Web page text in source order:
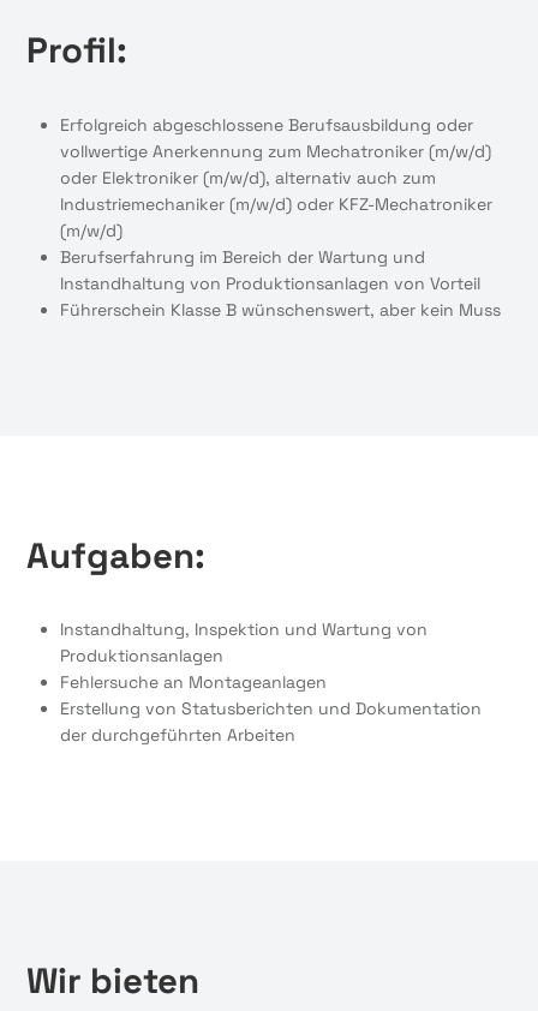
Profil:
Erfolgreich abgeschlossene Berufsausbildung oder
vollwertige Anerkennung zum Mechatroniker (m/w/d)
oder Elektroniker (m/w/d), alternativ auch zum
Industriemechaniker (m/w/d) oder KFZ-Mechatroniker
(m/w/d)
Berufserfahrung im Bereich der Wartung und
Instandhaltung von Produktionsanlagen von Vorteil
Führerschein Klasse B wünschenswert, aber kein Muss
Aufgaben:
Instandhaltung, Inspektion und Wartung von
Produktionsanlagen
Fehlersuche an Montageanlagen
Erstellung von Statusberichten und Dokumentation
der durchgeführten Arbeiten
Wir bieten